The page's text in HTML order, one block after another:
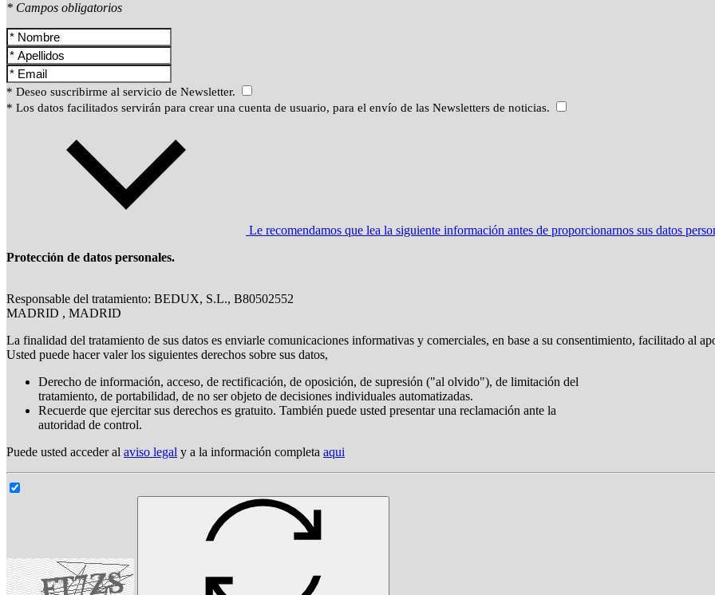
* Campos obligatorios
* Deseo suscribirme al servicio de Newsletter.
* Los datos facilitados servirán para crear una cuenta de usuario, para el envío de las Newsletters de noticias.
Le recomendamos que lea la siguiente información antes de proporcionarnos sus datos
Protección de datos personales.
Responsable del tratamiento: BEDUX, S.L., B80502552
MADRID , MADRID
La finalidad del tratamiento de sus datos es enviarle comunicaciones informativas y comerciales, en base a su consentimiento, facilitado al
Usted puede hacer valer los siguientes derechos sobre sus datos,
Derecho de información, acceso, de rectificación, de oposición, de supresión ("al olvido"), de limitación del
tratamiento, de portabilidad, de no ser objeto de decisiones individuales automatizadas.
Recuerde que ejercitar sus derechos es gratuito. También puede usted presentar una reclamación ante la
autoridad de control.
Puede usted acceder al aviso legal y a la información completa aqui